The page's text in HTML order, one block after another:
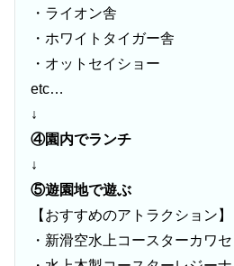
・ライオン舎
・ホワイトタイガー舎
・オットセイショー
etc…
↓
④園内でランチ
↓
⑤遊園地で遊ぶ
【おすすめのアトラクション】
・新滑空水上コースターカワセ